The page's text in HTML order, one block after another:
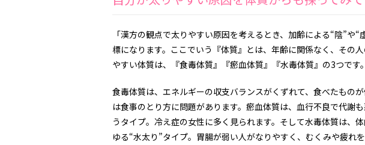
「漢方の観点で太りやすい原因を考えるとき、加齢による“陰”や
標になります。ここでいう『体質』とは、年齢に関係なく、その
やすい体質は、『食毒体質』『瘀血体質』『水毒体質』の3つです。
食毒体質は、エネルギーの収支バランスがくずれて、食べたもの
は食事のとり方に問題があります。瘀血体質は、血行不良で代謝
うタイプ。冷え症の女性に多く見られます。そして水毒体質は、
ゆる“水太り”タイプ。胃腸が弱い人がなりやすく、むくみや疲れ